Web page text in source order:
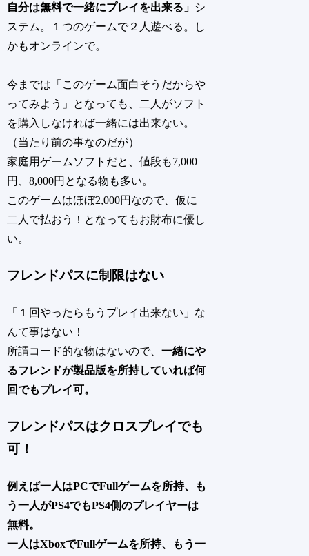
自分は無料で一緒にプレイを出来る」 シ
ステム。
１つのゲームで２人遊べる。し
かもオンラインで。
今までは「このゲーム面白そうだからや
ってみよう」となっても、二人がソフト
を購入しなければ一緒には出来ない。
（当たり前の事なのだが）
家庭用ゲームソフトだと、値段も7,000
円、8,000円となる物も多い。
このゲームはほぼ2,000円なので、仮に
二人で払おう！となってもお財布に優し
い。
フレンドパスに制限はない
「１回やったらもうプレイ出来ない」な
んて事はない！
所謂コード的な物はないので、一緒にや
るフレンドが製品版を所持していれば何
回でもプレイ可。
フレンドパスはクロスプレイでも
可！
例えば一人はPCでFullゲームを所持、も
う一人がPS4でもPS4側のプレイヤーは
無料。
一人はXboxでFullゲームを所持、もう一